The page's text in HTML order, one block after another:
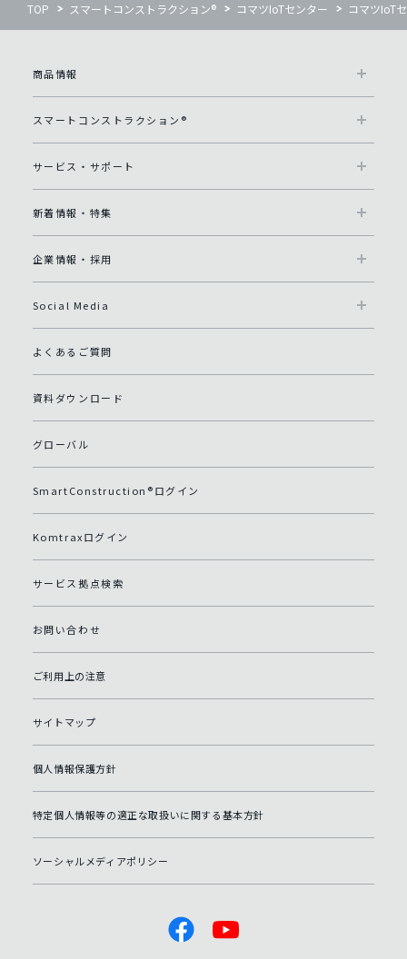
TOP スマートコンストラクション® コマツIoTセンター コマツIoT
商品情報
スマートコンストラクション®
サービス・サポート
新着情報・特集
企業情報・採用
Social Media
よくあるご質問
資料ダウンロード
グローバル
SmartConstruction®ログイン
Komtraxログイン
サービス拠点検索
お問い合わせ
ご利用上の注意
サイトマップ
個人情報保護方針
特定個人情報等の適正な取扱いに関する基本方針
ソーシャルメディアポリシー